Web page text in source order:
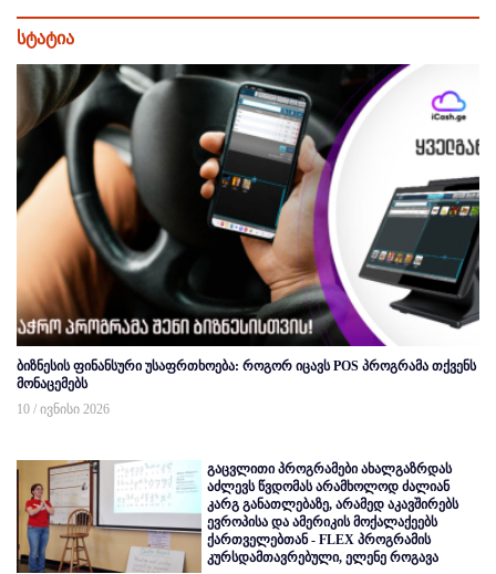
სტატია
ბიზნესის ფინანსური უსაფრთხოება: როგორ იცავს POS პროგრამა თქვენს
მონაცემებს
10 / ივნისი 2026
გაცვლითი პროგრამები ახალგაზრდას
აძლევს წვდომას არამხოლოდ ძალიან
კარგ განათლებაზე, არამედ აკავშირებს
ევროპისა და ამერიკის მოქალაქეებს
ქართველებთან - FLEX პროგრამის
კურსდამთავრებული, ელენე როგავა